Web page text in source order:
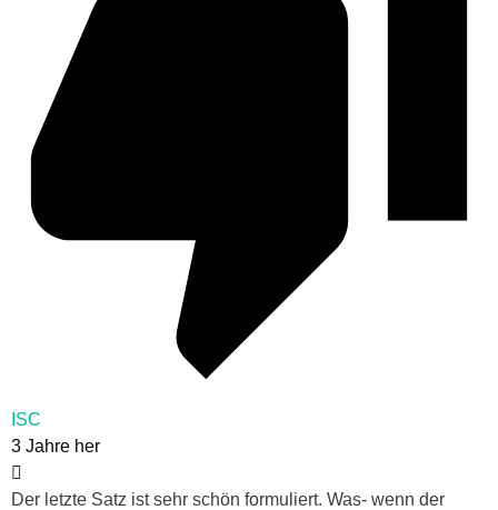
ISC
3 Jahre her
Der letzte Satz ist sehr schön formuliert. Was- wenn der